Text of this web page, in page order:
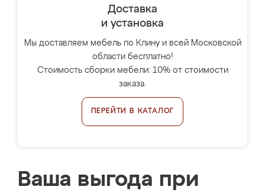
Доставка
и установка
Мы доставляем мебель по Клину и всей Московской
области бесплатно!
Стоимость сборки мебели: 10% от стоимости
заказа.
ПЕРЕЙТИ В КАТАЛОГ
Ваша выгода при